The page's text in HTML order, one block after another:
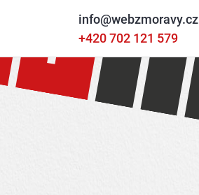
info@webzmoravy.cz
+420 702 121 579